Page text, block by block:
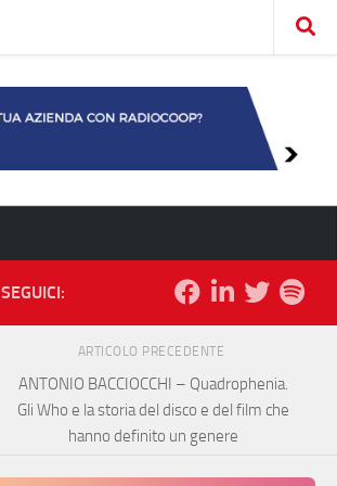
SEGUICI:
ARTICOLO PRECEDENTE
ANTONIO BACCIOCCHI – Quadrophenia.
Gli Who e la storia del disco e del film che
hanno definito un genere